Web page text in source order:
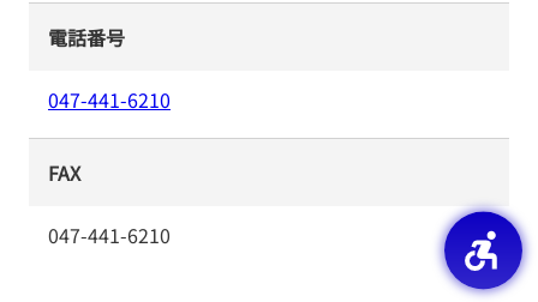
電話番号
047-441-6210
FAX
047-441-6210